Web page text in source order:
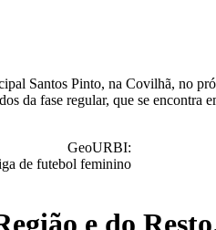
Santos Pinto, na Covilhã, no
da fase regular, que se
GeoURBI: